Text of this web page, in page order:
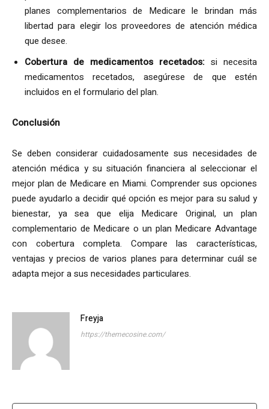
planes complementarios de Medicare le brindan más
libertad para elegir los proveedores de atención médica
que desee.
Cobertura de medicamentos recetados: si necesita
medicamentos recetados, asegúrese de que estén
incluidos en el formulario del plan.
Conclusión
Se deben considerar cuidadosamente sus necesidades de
atención médica y su situación financiera al seleccionar el
mejor plan de Medicare en Miami. Comprender sus opciones
puede ayudarlo a decidir qué opción es mejor para su salud y
bienestar, ya sea que elija Medicare Original, un plan
complementario de Medicare o un plan Medicare Advantage
con cobertura completa. Compare las características,
ventajas y precios de varios planes para determinar cuál se
adapta mejor a sus necesidades particulares.
Freyja
https://themecosine.com/